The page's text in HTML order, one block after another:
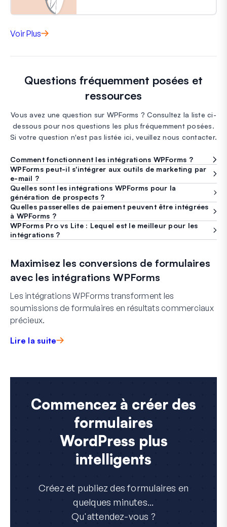
Voir Plus
Questions fréquemment posées et
ressources
Vous avez une question sur WPForms ? Consultez la liste ci-
dessous pour nos questions les plus fréquemment posées.
Si votre question n'est pas listée ici, veuillez nous contacter.
Comment fonctionnent les intégrations WPForms ?
WPForms peut-il s'intégrer aux outils de marketing par
e-mail ?
Quelles sont les intégrations WPForms pour la
génération de prospects ?
Quelles passerelles de paiement peuvent être intégrées
à WPForms ?
WPForms Pro vs Lite : Lequel est le meilleur pour les
intégrations ?
Maximisez les conversions de formulaires
avec les intégrations WPForms
Les intégrations WPForms transforment les
soumissions de formulaires en résultats commerciaux
précieux.
Lire la suite
Commencez à créer des
formulaires
WordPress plus
intelligents
Créez et publiez des formulaires en
quelques minutes...
Qu'attendez-vous ?